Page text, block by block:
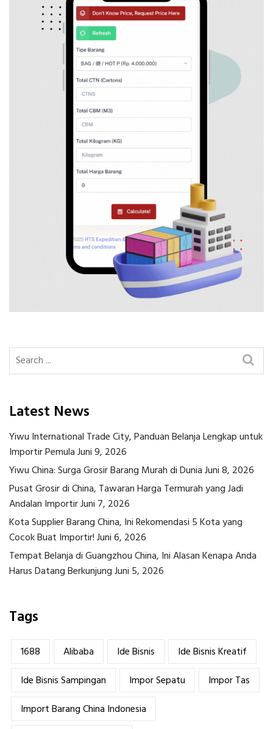
Latest News
Yiwu International Trade City, Panduan Belanja Lengkap untuk
Importir PemulaJuni 9, 2026
Yiwu China: Surga Grosir Barang Murah di DuniaJuni 8, 2026
Pusat Grosir di China, Tawaran Harga Termurah yang Jadi
Andalan ImportirJuni 7, 2026
Kota Supplier Barang China, Ini Rekomendasi 5 Kota yang
Cocok Buat Importir!Juni 6, 2026
Tempat Belanja di Guangzhou China, Ini Alasan Kenapa Anda
Harus Datang BerkunjungJuni 5, 2026
Tags
1688 Alibaba Ide Bisnis
Ide Bisnis Kreatif
Ide Bisnis Sampingan
Impor Sepatu
Impor Tas
Import Barang China Indonesia